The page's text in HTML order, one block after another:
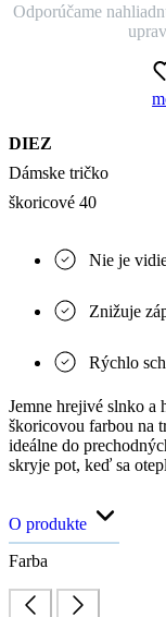
Odporúčame
DIEZ
Dámske tričko
škoricové 40
Nie je
Znižuje
Rýchlo
Jemne hrejivé slnko a
škoricovou farbou na
ideálne do
skryje pot, keď sa
O produkte
Farba